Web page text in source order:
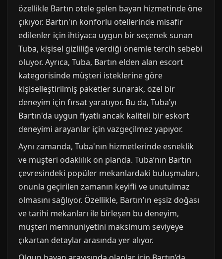
özellikle Bartın otele gelen bayan hizmetinde öne
çıkıyor. Bartın'ın konforlu otellerinde misafir
edilenler için ihtiyaca uygun bir seçenek sunan
Tuba, kişisel gizliliğe verdiği önemle tercih sebebi
oluyor. Ayrıca, Tuba, Bartın elden alan escort
kategorisinde müşteri isteklerine göre
kişiselleştirilmiş paketler sunarak, özel bir
deneyim için fırsat yaratıyor. Bu da, Tuba’yı
Bartın'da uygun fiyatlı ancak kaliteli bir eskort
deneyimi arayanlar için vazgeçilmez yapıyor.
Aynı zamanda, Tuba'nın hizmetlerinde esneklik
ve müşteri odaklılık ön planda. Tuba’nın Bartın
çevresindeki popüler mekanlardaki buluşmaları,
onunla geçirilen zamanın keyifli ve unutulmaz
olmasını sağlıyor. Özellikle, Bartın'ın eşsiz doğası
ve tarihi mekanları ile birleşen bu deneyim,
müşteri memnuniyetini maksimum seviyeye
çıkartan detaylar arasında yer alıyor.